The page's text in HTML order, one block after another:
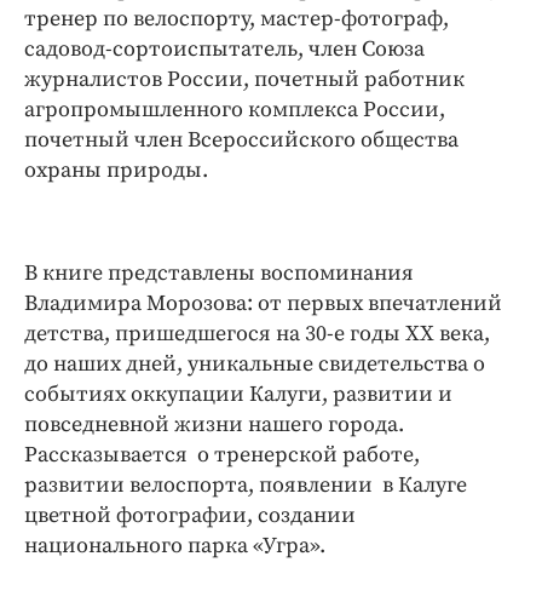
тренер по велоспорту, мастер-фотограф,
садовод-сортоиспытатель, член Союза
журналистов России, почетный работник
агропромышленного комплекса России,
почетный член Всероссийского общества
охраны природы.
В книге представлены воспоминания
Владимира Морозова: от первых впечатлений
детства, пришедшегося на 30-е годы ХХ века,
до наших дней, уникальные свидетельства о
событиях оккупации Калуги, развитии и
повседневной жизни нашего города.
Рассказывается о тренерской работе,
развитии велоспорта, появлении в Калуге
цветной фотографии, создании
национального парка «Угра».